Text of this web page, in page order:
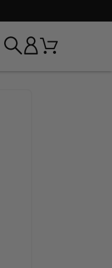
Carrito